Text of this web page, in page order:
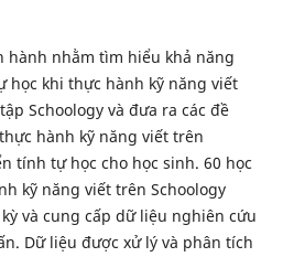
hành nhằm tìm hiểu khả năng
học khi thực hành kỹ năng viết
Schoology và đưa ra các đề
hành kỹ năng viết trên
tính tự học cho học sinh. 60 học
kỹ năng viết trên Schoology
và cung cấp dữ liệu nghiên cứu
Dữ liệu được xử lý và phân tích